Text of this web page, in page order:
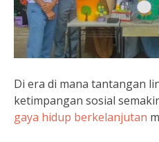
Di era di mana tantangan
ketimpangan sosial
gaya hidup berkelanjutan